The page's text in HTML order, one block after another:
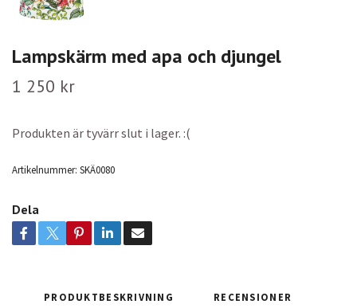
Lampskärm med apa och djungel
1 250 kr
Produkten är tyvärr slut i lager. :(
Artikelnummer: SKÄ0080
Dela
PRODUKTBESKRIVNING RECENSIONER